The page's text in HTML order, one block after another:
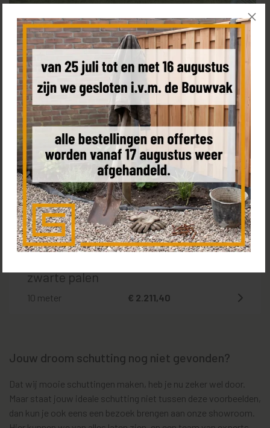
Onderhoudsvrije schutting met
modern rhombus motief
10 meter € 2.238,40
zwarte palen
10 meter € 2.211,40
Jouw droom schutting nog niet gevonden?
Dat wij mooie schuttingen maken, heb je nu zeker wel door.
Maar staat jouw ideale schutting niet tussen deze voorbeelden,
dan kun je ook eens een bezoek brengen aan onze showroom.